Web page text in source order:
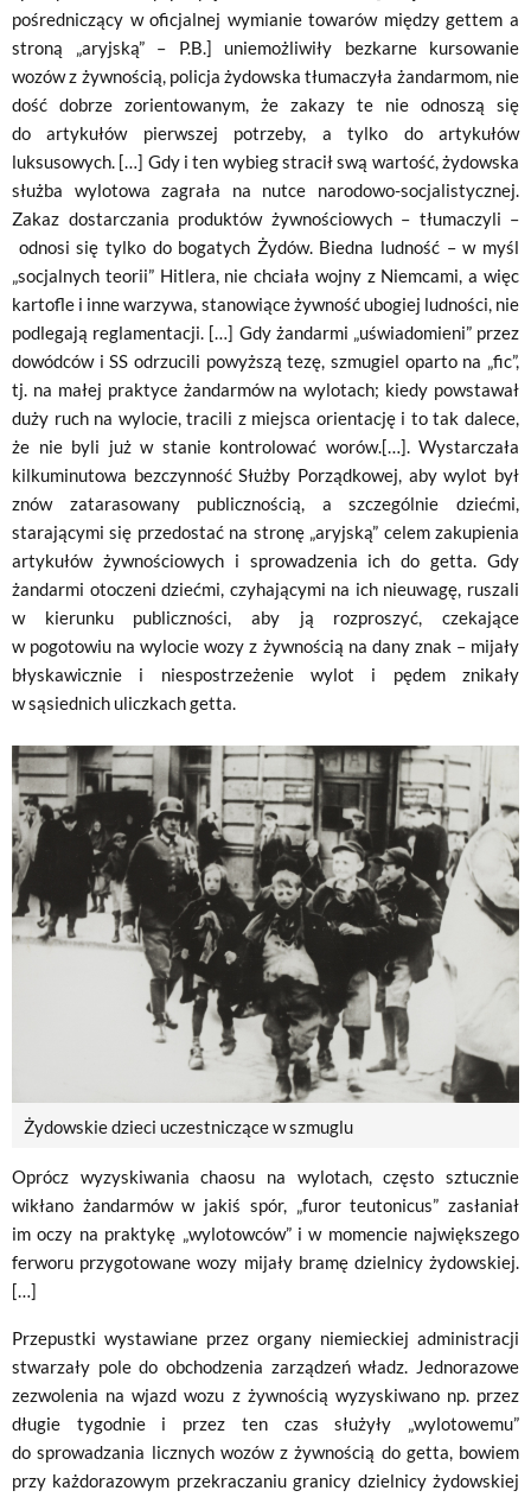
pośredniczący w oficjalnej wymianie towarów między gettem a
stroną „aryjską” – P.B.] uniemożliwiły bezkarne kursowanie
wozów z żywnością, policja żydowska tłumaczyła żandarmom, nie
dość dobrze zorientowanym, że zakazy te nie odnoszą się
do artykułów pierwszej potrzeby, a tylko do artykułów
luksusowych. […] Gdy i ten wybieg stracił swą wartość, żydowska
służba wylotowa zagrała na nutce narodowo-socjalistycznej.
Zakaz dostarczania produktów żywnościowych – tłumaczyli –
odnosi się tylko do bogatych Żydów. Biedna ludność – w myśl
„socjalnych teorii” Hitlera, nie chciała wojny z Niemcami, a więc
kartofle i inne warzywa, stanowiące żywność ubogiej ludności, nie
podlegają reglamentacji. […] Gdy żandarmi „uświadomieni” przez
dowódców i SS odrzucili powyższą tezę, szmugiel oparto na „fic”,
tj. na małej praktyce żandarmów na wylotach; kiedy powstawał
duży ruch na wylocie, tracili z miejsca orientację i to tak dalece,
że nie byli już w stanie kontrolować worów.[…]. Wystarczała
kilkuminutowa bezczynność Służby Porządkowej, aby wylot był
znów zatarasowany publicznością, a szczególnie dziećmi,
starającymi się przedostać na stronę „aryjską” celem zakupienia
artykułów żywnościowych i sprowadzenia ich do getta. Gdy
żandarmi otoczeni dziećmi, czyhającymi na ich nieuwagę, ruszali
w kierunku publiczności, aby ją rozproszyć, czekające
w pogotowiu na wylocie wozy z żywnością na dany znak – mijały
błyskawicznie i niespostrzeżenie wylot i pędem znikały
w sąsiednich uliczkach getta.
Żydowskie dzieci uczestniczące w szmuglu
Oprócz wyzyskiwania chaosu na wylotach, często sztucznie
wikłano żandarmów w jakiś spór, „furor teutonicus” zasłaniał
im oczy na praktykę „wylotowców” i w momencie największego
ferworu przygotowane wozy mijały bramę dzielnicy żydowskiej.
[…]
Przepustki wystawiane przez organy niemieckiej administracji
stwarzały pole do obchodzenia zarządzeń władz. Jednorazowe
zezwolenia na wjazd wozu z żywnością wyzyskiwano np. przez
długie tygodnie i przez ten czas służyły „wylotowemu”
do sprowadzania licznych wozów z żywnością do getta, bowiem
przy każdorazowym przekraczaniu granicy dzielnicy żydowskiej